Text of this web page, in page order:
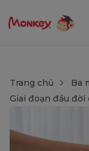
Trang chủ Ba
Giai đoạn đầu đời